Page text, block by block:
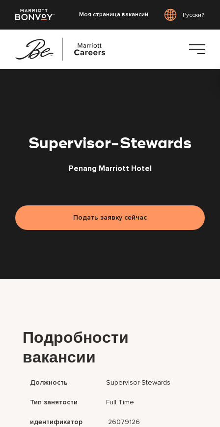
Моя страница вакансий Русский
Supervisor-Stewards
Penang Marriott Hotel
Подать заявку сейчас
Подробности
вакансии
Должность Supervisor-Stewards
Тип занятости Full Time
идентификатор
26079126